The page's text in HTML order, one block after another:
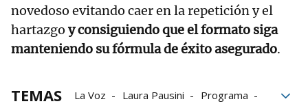
novedoso evitando caer en la repetición y el
hartazgo y consiguiendo que el formato siga
manteniendo su fórmula de éxito asegurado.
TEMAS La Voz Laura Pausini
Programa